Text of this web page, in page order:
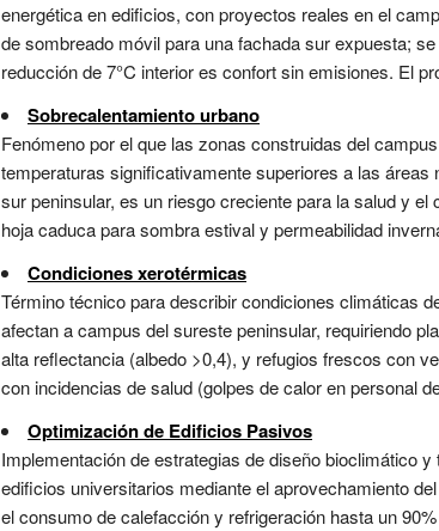
energética en edificios, con proyectos reales en el
de sombreado móvil para una fachada sur expuesta;
reducción de 7°C interior es confort sin emisiones. El
Sobrecalentamiento urbano
Fenómeno por el que las zonas construidas del
temperaturas significativamente superiores a las
sur peninsular, es un riesgo creciente para la salud y
hoja caduca para sombra estival y permeabilidad
Condiciones xerotérmicas
Término técnico para describir condiciones climáticas
afectan a campus del sureste peninsular, requiriendo
alta reflectancia (albedo >0,4), y refugios frescos con
con incidencias de salud (golpes de calor en personal
Optimización de Edificios Pasivos
Implementación de estrategias de diseño bioclimático
edificios universitarios mediante el aprovechamiento
el consumo de calefacción y refrigeración hasta un